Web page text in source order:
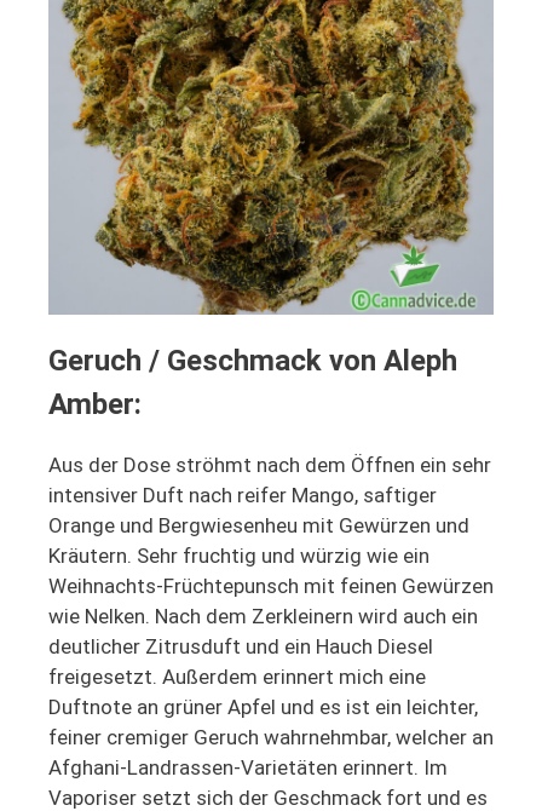
Geruch / Geschmack von Aleph
Amber:
Aus der Dose ströhmt nach dem Öffnen ein sehr
intensiver Duft nach reifer Mango, saftiger
Orange und Bergwiesenheu mit Gewürzen und
Kräutern. Sehr fruchtig und würzig wie ein
Weihnachts-Früchtepunsch mit feinen Gewürzen
wie Nelken. Nach dem Zerkleinern wird auch ein
deutlicher Zitrusduft und ein Hauch Diesel
freigesetzt. Außerdem erinnert mich eine
Duftnote an grüner Apfel und es ist ein leichter,
feiner cremiger Geruch wahrnehmbar, welcher an
Afghani-Landrassen-Varietäten erinnert. Im
Vaporiser setzt sich der Geschmack fort und es